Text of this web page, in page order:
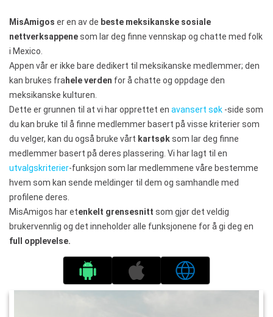
MisAmigos er en av de beste meksikanske sosiale
nettverksappenesom lar deg finne vennskap og chatte med folk
i Mexico.
Appen vår er ikke bare dedikert til meksikanske medlemmer; den
kan brukes fra hele verden for å chatte og oppdage den
meksikanske kulturen.
Dette er grunnen til at vi har opprettet en avansert søk -side som
du kan bruke til å finne medlemmer basert på visse kriterier som
du velger, kan du også bruke vårt kartsøksom lar deg finne
medlemmer basert på deres plassering. Vi har lagt til en
utvalgskriterier-funksjon som lar medlemmene våre bestemme
hvem som kan sende meldinger til dem og samhandle med
profilene deres.
MisAmigos har etenkelt grensesnitt som gjør det veldig
brukervennlig og det inneholder alle funksjonene for å gi deg en
full opplevelse.